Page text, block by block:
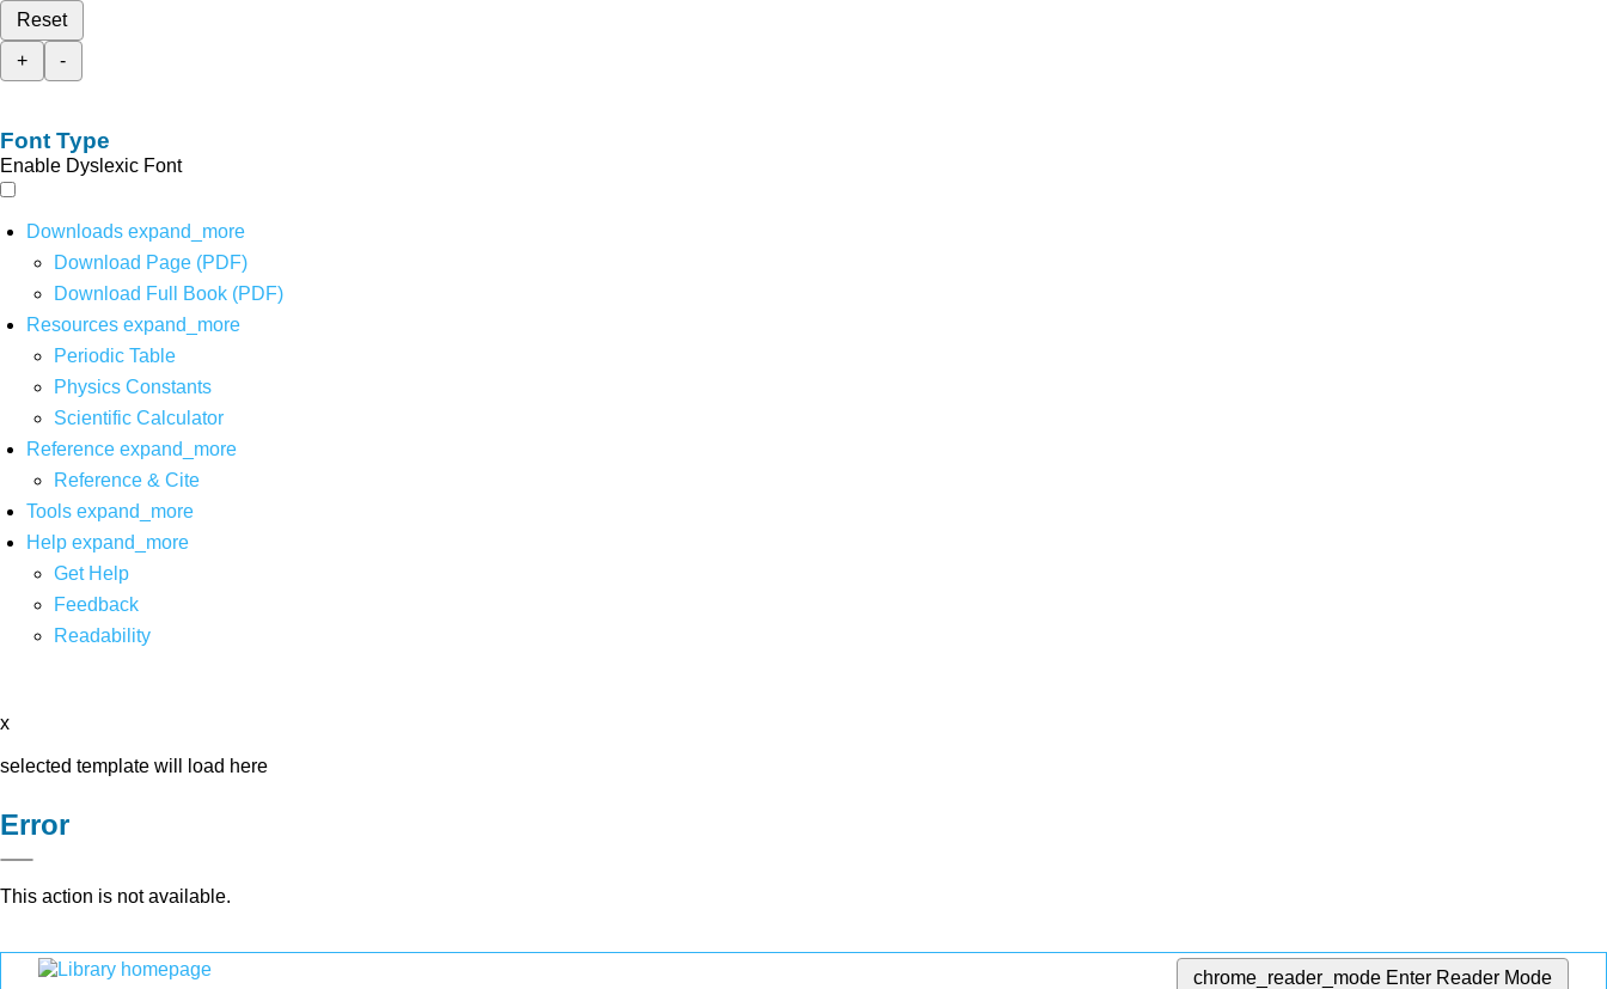
Reset
+
-
Font Type
Enable Dyslexic Font
Downloads expand_more
Download Page (PDF)
Download Full Book (PDF)
Resources expand_more
Periodic Table
Physics Constants
Scientific Calculator
Reference expand_more
Reference & Cite
Tools expand_more
Help expand_more
Get Help
Feedback
Readability
x
selected template will load here
Error
This action is not available.
chrome_reader_mode Enter Reader Mode